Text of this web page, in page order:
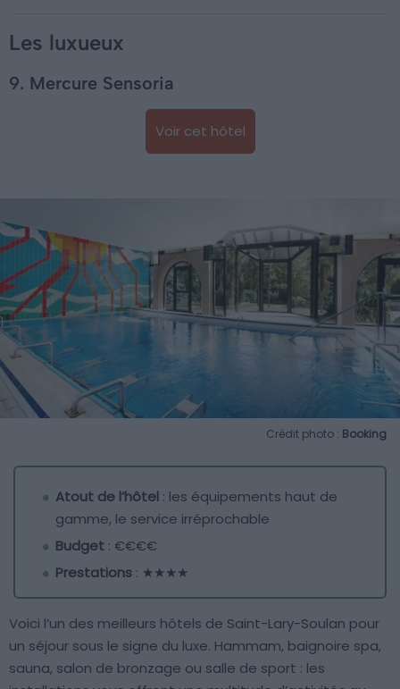
Les luxueux
9. Mercure Sensoria
Voir cet hôtel
Crédit photo : Booking
Atout de l’hôtel : les équipements haut de
gamme, le service irréprochable
Budget : €€€€
Prestations : ★★★★
Voici l’un des meilleurs hôtels de Saint-Lary-Soulan pour
un séjour sous le signe du luxe. Hammam, baignoire spa,
sauna, salon de bronzage ou salle de sport : les